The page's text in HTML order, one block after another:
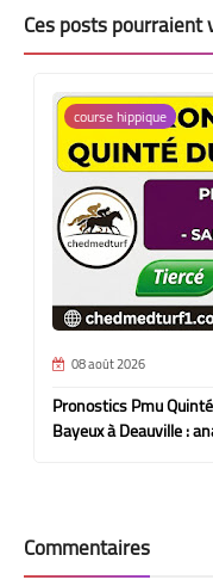
Ces posts
course hippique
08 août 2026
Pronostics Pmu
Bayeux à Deauville :
Commentaires